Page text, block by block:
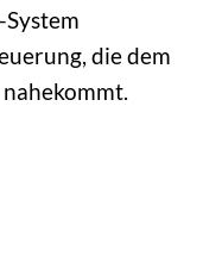
die dem